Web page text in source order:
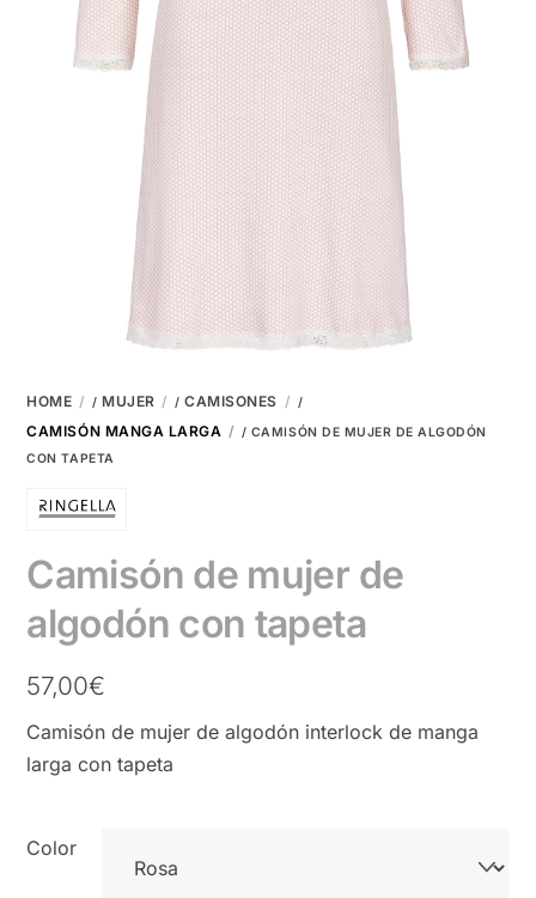
HOME / MUJER /CAMISONES /
CAMISÓN MANGA LARGA
/ CAMISÓN DE MUJER DE ALGODÓN
CON TAPETA
Camisón de mujer de
algodón con tapeta
57,00€
Camisón de mujer de algodón interlock de manga
larga con tapeta
Color